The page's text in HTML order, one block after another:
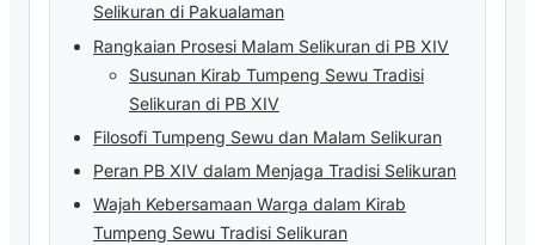
Selikuran di Pakualaman
Rangkaian Prosesi Malam Selikuran di PB XIV
Susunan Kirab Tumpeng Sewu Tradisi
Selikuran di PB XIV
Filosofi Tumpeng Sewu dan Malam Selikuran
Peran PB XIV dalam Menjaga Tradisi Selikuran
Wajah Kebersamaan Warga dalam Kirab
Tumpeng Sewu Tradisi Selikuran